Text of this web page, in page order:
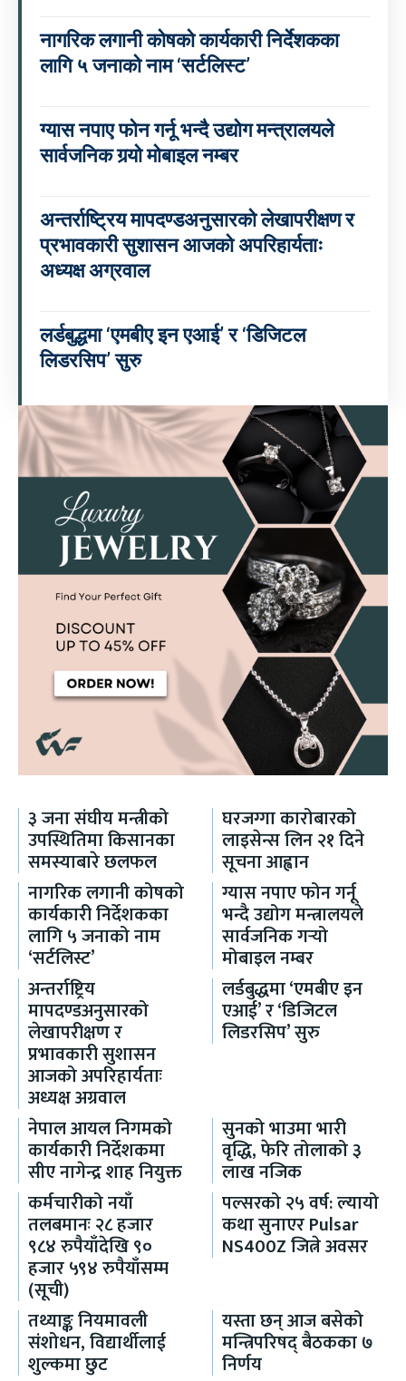
नागरिक लगानी कोषको कार्यकारी निर्देशकका
लागि ५ जनाको नाम ‘सर्टलिस्ट’
ग्यास नपाए फोन गर्नू भन्दै उद्योग मन्त्रालयले
सार्वजनिक गर्‍यो मोबाइल नम्बर
अन्तर्राष्ट्रिय मापदण्डअनुसारको लेखापरीक्षण र
प्रभावकारी सुशासन आजको अपरिहार्यताः
अध्यक्ष अग्रवाल
लर्डबुद्धमा ‘एमबीए इन एआई’ र ‘डिजिटल
लिडरसिप’ सुरु
३ जना संघीय मन्त्रीको
उपस्थितिमा किसानका
समस्याबारे छलफल
घरजग्गा कारोबारको
लाइसेन्स लिन २१ दिने
सूचना आह्वान
नागरिक लगानी कोषको
कार्यकारी निर्देशकका
लागि ५ जनाको नाम
‘सर्टलिस्ट’
ग्यास नपाए फोन गर्नू
भन्दै उद्योग मन्त्रालयले
सार्वजनिक गर्‍यो
मोबाइल नम्बर
अन्तर्राष्ट्रिय
मापदण्डअनुसारको
लेखापरीक्षण र
प्रभावकारी सुशासन
आजको अपरिहार्यताः
अध्यक्ष अग्रवाल
लर्डबुद्धमा ‘एमबीए इन
एआई’ र ‘डिजिटल
लिडरसिप’ सुरु
नेपाल आयल निगमको
कार्यकारी निर्देशकमा
सीए नागेन्द्र शाह नियुक्त
सुनको भाउमा भारी
वृद्धि, फेरि तोलाको ३
लाख नजिक
कर्मचारीको नयाँ
तलबमानः २८ हजार
९८४ रुपैयाँदेखि ९०
हजार ५९४ रुपैयाँसम्म
(सूची)
पल्सरको २५ वर्ष: ल्यायो
कथा सुनाएर Pulsar
NS400Z जित्ने अवसर
तथ्याङ्क नियमावली
संशोधन, विद्यार्थीलाई
शुल्कमा छुट
यस्ता छन् आज बसेको
मन्त्रिपरिषद् बैठकका ७
निर्णय